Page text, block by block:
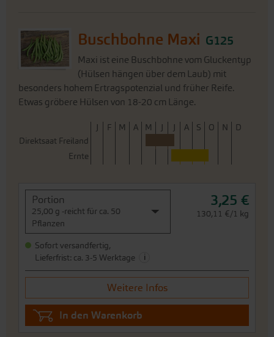
Buschbohne Maxi G125
Maxi ist eine Buschbohne vom Gluckentyp
(Hülsen hängen über dem Laub) mit
besonders hohem Ertragspotenzial und früher Reife.
Etwas gröbere Hülsen von 18-20 cm Länge.
J F M A M J J A S O N
D
Direktsaat Freiland
Ernte
Portion
25,00 g -reicht für ca. 50
Pflanzen
3,25 €
130,11 €/1 kg
Sofort versandfertig,
Lieferfrist: ca. 3-5 Werktage
i
Weitere Infos
In den Warenkorb